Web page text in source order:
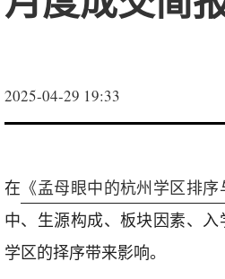
2025-04-29 19:33
在 《孟母眼中的杭州学区排序
中、生源构成、板块因素、
学区的择序带来影响。